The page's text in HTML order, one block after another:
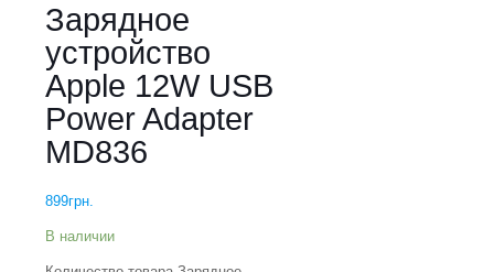
Зарядное
устройство
Apple 12W USB
Power Adapter
MD836
899грн.
В наличии